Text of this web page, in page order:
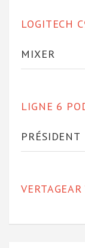
LOGITECH
MIXER
LIGNE 6
PRÉSIDENT